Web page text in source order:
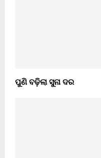
ପୁଣି ବଢ଼ିଲା ସୁନା ଦର